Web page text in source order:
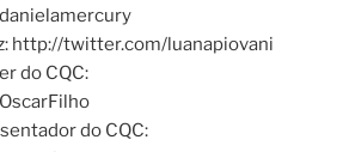
http://twitter.com/luanapiovani
do CQC:
do CQC: